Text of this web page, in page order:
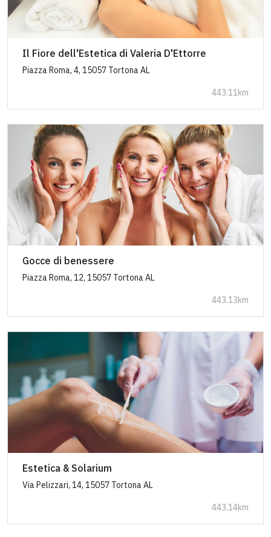
Il Fiore dell'Estetica di Valeria D'Ettorre
Piazza Roma, 4, 15057 Tortona AL
443.11km
Gocce di benessere
Piazza Roma, 12, 15057 Tortona AL
443.13km
Estetica & Solarium
Via Pelizzari, 14, 15057 Tortona AL
443.14km